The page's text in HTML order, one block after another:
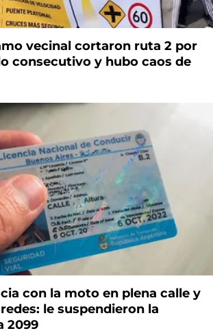
vecinal cortaron ruta 2 por
consecutivo y hubo caos de
con la moto en plena calle y
le suspendieron la
2099